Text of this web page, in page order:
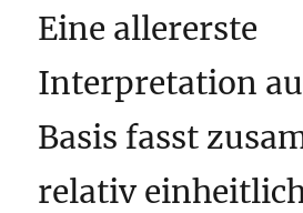
Eine allererste
Interpretation
Basis fasst
relativ